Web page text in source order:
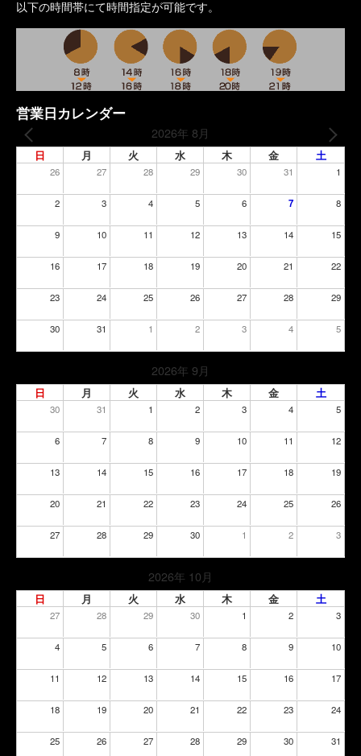
以下の時間帯にて時間指定が可能です。
営業日カレンダー
2026年 8月
日 月 火 水 木 金 土
26 27 28 29 30 31 1
2 3 4 5 6 7 8
9 10 11 12 13 14 15
16 17 18 19 20 21 22
23 24 25 26 27 28 29
30 31 1 2 3 4 5
2026年 9月
日 月 火 水 木 金 土
30 31 1 2 3 4 5
6 7 8 9 10 11 12
13 14 15 16 17 18 19
20 21 22 23 24 25 26
27 28 29 30 1 2 3
2026年 10月
日 月 火 水 木 金 土
27 28 29 30 1 2 3
4 5 6 7 8 9 10
11 12 13 14 15 16 17
18 19 20 21 22 23 24
25 26 27 28 29 30 31